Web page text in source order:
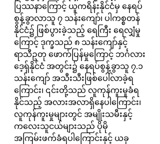
ပြဿနာကြောင့် ယူကရိန်းနိုင်ငံမှ နေရပ်
စွန့်ခွာလာသူ ၇ သန်းကျော်၊ ပါကစ္စတန်
နိုင်ငံ၌ ဖြစ်ပွားခဲ့သည့် ရေကြီး ရေလျှံမှု
ကြောင့် ဒုက္ခသည် ၈ သန်းကျော်နှင့်
ရာသီဥတု ဖောက်ပြန်မှုကြောင့် ဘင်္ဂလား
ဒေ့ရှ်နိုင်ငံ အတွင်း၌ နေရပ်စွန့်ခွာသူ ၇.၁
သန်းကျော် အသီးသီးဖြစ်ပေါ်လာခဲ့ရ
ကြောင်း၊ ၎င်းတို့သည် လူကုန်ကူးမှုခံရ
နိုင်သည့် အလားအလာရှိနေပါကြောင်း၊
လူကုန်ကူးမှုများတွင် အမျိုးသမီးနှင့်
ကလေးသူငယ်များသည် ပိုမို
အကြမ်းဖက်ခံရပါကြောင်းနှင့် ယခု